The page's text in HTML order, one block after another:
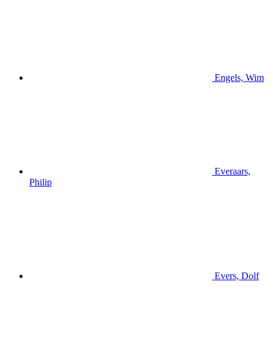
Engels, Wim
Everaars,
Philip
Evers, Dolf